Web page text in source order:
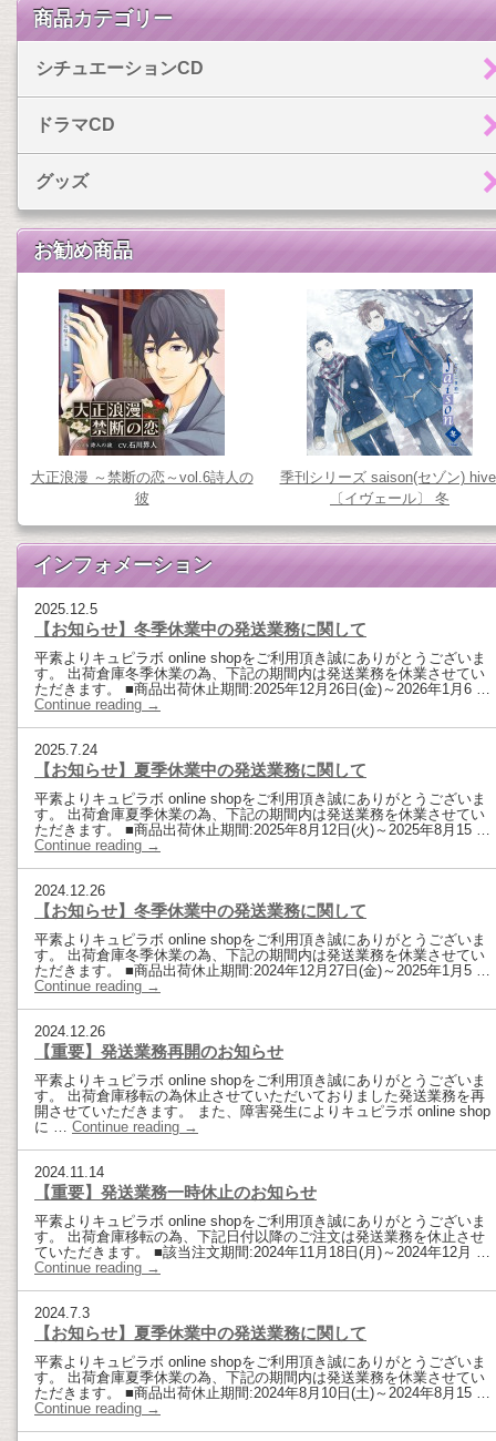
商品カテゴリー
シチュエーションCD
ドラマCD
グッズ
お勧め商品
大正浪漫 ～禁断の恋～vol.6詩人の
彼
季刊シリーズ saison(セゾン)
〔イヴェール〕 冬
インフォメーション
2025.12.5
【お知らせ】冬季休業中の発送業務に関して
平素よりキュピラボ online shopをご利用頂き誠にありがとうございま
す。 出荷倉庫冬季休業の為、下記の期間内は発送業務を休業させてい
ただきます。 ■商品出荷休止期間:2025年12月26日(金)～2026年1月6 …
Continue reading →
2025.7.24
【お知らせ】夏季休業中の発送業務に関して
平素よりキュピラボ online shopをご利用頂き誠にありがとうございま
す。 出荷倉庫夏季休業の為、下記の期間内は発送業務を休業させてい
ただきます。 ■商品出荷休止期間:2025年8月12日(火)～2025年8月15 …
Continue reading →
2024.12.26
【お知らせ】冬季休業中の発送業務に関して
平素よりキュピラボ online shopをご利用頂き誠にありがとうございま
す。 出荷倉庫冬季休業の為、下記の期間内は発送業務を休業させてい
ただきます。 ■商品出荷休止期間:2024年12月27日(金)～2025年1月5 …
Continue reading →
2024.12.26
【重要】発送業務再開のお知らせ
平素よりキュピラボ online shopをご利用頂き誠にありがとうございま
す。 出荷倉庫移転の為休止させていただいておりました発送業務を再
開させていただきます。 また、障害発生によりキュピラボ online shop
に … Continue reading →
2024.11.14
【重要】発送業務一時休止のお知らせ
平素よりキュピラボ online shopをご利用頂き誠にありがとうございま
す。 出荷倉庫移転の為、下記日付以降のご注文は発送業務を休止させ
ていただきます。 ■該当注文期間:2024年11月18日(月)～2024年12月 …
Continue reading →
2024.7.3
【お知らせ】夏季休業中の発送業務に関して
平素よりキュピラボ online shopをご利用頂き誠にありがとうございま
す。 出荷倉庫夏季休業の為、下記の期間内は発送業務を休業させてい
ただきます。 ■商品出荷休止期間:2024年8月10日(土)～2024年8月15 …
Continue reading →